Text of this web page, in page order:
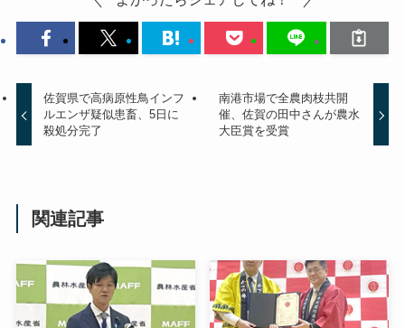
佐賀県で高病原性鳥インフ
ルエンザ疑似患畜、5日に
殺処分完了
南港市場で全農肉枝共開
催、佐賀の田中さんが農水
大臣賞を受賞
関連記事